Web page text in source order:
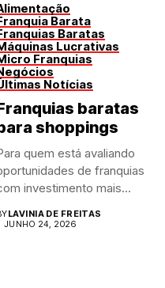
Barata
Baratas
Lucrativas
Franquias
Notícias
baratas
shoppings
quem está avaliando
de franquias
investimento mais
LAVINIA DE FREITAS
JUNHO 24, 2026